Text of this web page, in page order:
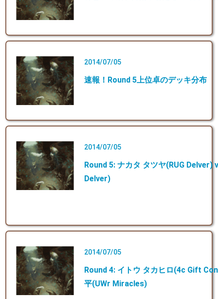
2014/07/05
速報！Round 5上位卓のデッキ分布
2014/07/05
Round 5: ナカタ タツヤ(RUG Delver)
Delver)
2014/07/05
Round 4: イトウ タカヒロ(4c Gift
平(UWr Miracles)